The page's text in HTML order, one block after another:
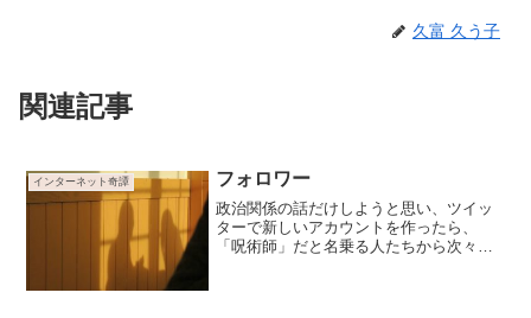
久富 久う子
関連記事
インターネット奇譚 フォロワー
政治関係の話だけしようと思い、ツイッ
ターで新しいアカウントを作ったら、
「呪術師」だと名乗る人たちから次々と